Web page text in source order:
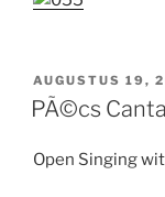
GEPLAATST
OP
AUGUSTUS 19,
PÃ©cs
Open Singing